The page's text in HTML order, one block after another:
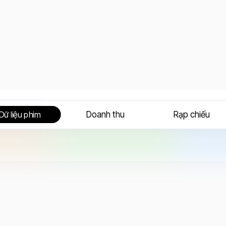
liệu phim Doanh thu Rạp chiếu